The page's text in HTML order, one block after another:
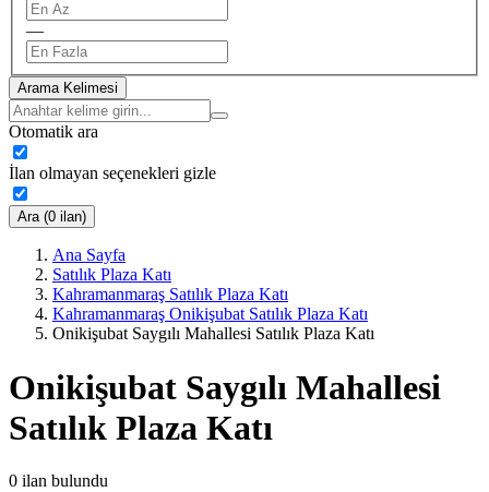
—
Arama Kelimesi
Otomatik ara
İlan olmayan seçenekleri gizle
Ara (0 ilan)
Ana Sayfa
Satılık Plaza Katı
Kahramanmaraş Satılık Plaza Katı
Kahramanmaraş Onikişubat Satılık Plaza Katı
Onikişubat Saygılı Mahallesi Satılık Plaza Katı
Onikişubat Saygılı Mahallesi
Satılık Plaza Katı
0 ilan bulundu